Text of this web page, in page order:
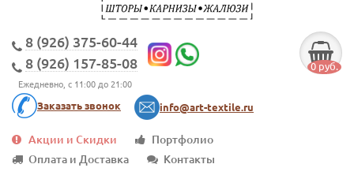
8 (926) 375-60-44
8 (926) 157-85-08
Ежедневно, с 11:00 до 21:00
Заказать звонок info@art-textile.ru
0 руб.
Акции и Скидки
Портфолио
Оплата и Доставка
Контакты